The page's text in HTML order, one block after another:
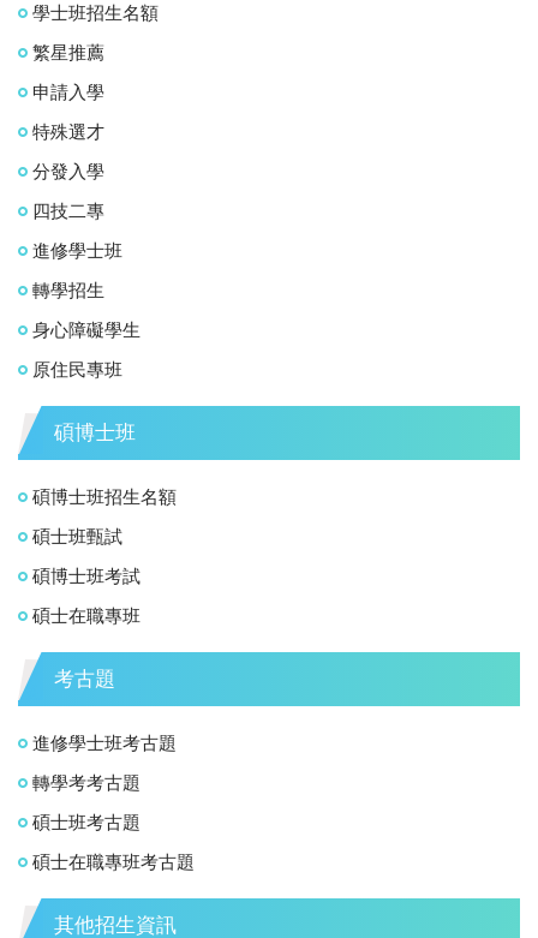
學士班招生名額
繁星推薦
申請入學
特殊選才
分發入學
四技二專
進修學士班
轉學招生
身心障礙學生
原住民專班
碩博士班
碩博士班招生名額
碩士班甄試
碩博士班考試
碩士在職專班
考古題
進修學士班考古題
轉學考考古題
碩士班考古題
碩士在職專班考古題
其他招生資訊